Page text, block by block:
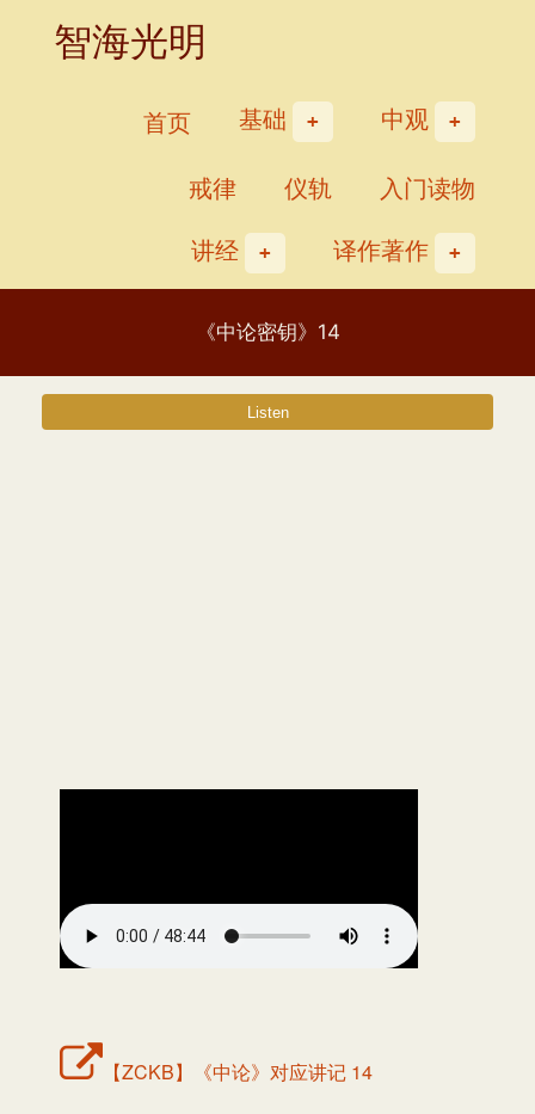
智海光明
首页 基础
中观
戒律
仪轨
入门读物
讲经
译作著作
《中论密钥》14
【ZCKB】《中论》对应讲记 14